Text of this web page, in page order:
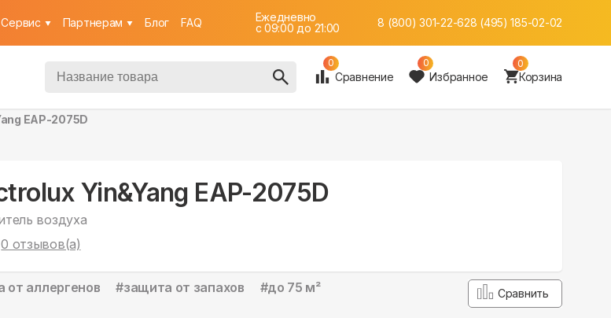
Cервис Партнерам Блог FAQ
Ежедневно
c 09:00 до 21:00
8 (800) 301-22-628 (495) 185-02-02
0
Сравнение
0
Избранное
0
Корзина
EAP-2075D
Yin&Yang EAP-2075D
воздуха
0 отзывов(а)
от аллергенов #защита от запахов #до 75 м² Сравнить